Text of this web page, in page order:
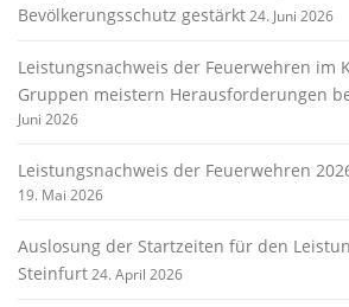
Bevölkerungsschutz gestärkt24. Juni 2026
Leistungsnachweis der Feuerwehren im
Gruppen meistern Herausforderungen
Juni 2026
Leistungsnachweis der Feuerwehren
19. Mai 2026
Auslosung der Startzeiten für den
Steinfurt24. April 2026